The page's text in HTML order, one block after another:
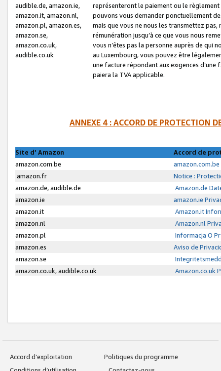
audible.de, amazon.ie,
amazon.it, amazon.nl,
amazon.pl, amazon.es,
amazon.se,
amazon.co.uk,
audible.co.uk
représenteront le paiement ou le
pouvons vous demander ponctuellement
mais que vous ne nous les transmettez
rémunération jusqu’à ce que vous nous
vous n’êtes pas la personne auprès de qui
au Luxembourg, vous pouvez être
une facture répondant aux exigences
paiera la TVA applicable.
ANNEXE 4 : ACCORD DE PROTECTION
Site d’ Amazon
Accord de
amazon.com.be
amazon.fr
Notice :
amazon.de, audible.de
Amazon.de
amazon.ie
amazon.ie
amazon.it
Amazon.it
amazon.nl
Amazon.nl
amazon.pl
Informacja O
amazon.es
Aviso de
amazon.se
amazon.co.uk, audible.co.uk
Amazon.co.uk
Accord d’exploitation
Politiques du programme